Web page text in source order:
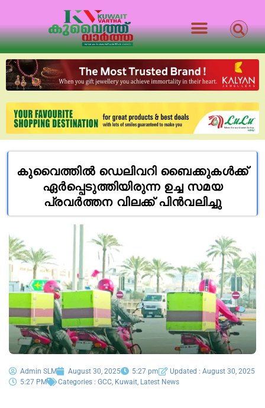
കുവൈത്തിൽ ഡെലിവറി ബൈക്കുകൾക്ക്
ഏർപ്പെടുത്തിയിരുന്ന ഉച്ച സമയ
പ്രവർത്തന വിലക്ക് പിൻവലിച്ചു
Admin SLM August 30, 2025 5:27 pm
Updated : August 30, 2025
5:27 PM
Categories : GCC Kuwait Latest News